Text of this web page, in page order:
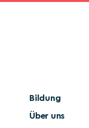
Bildung
Über uns